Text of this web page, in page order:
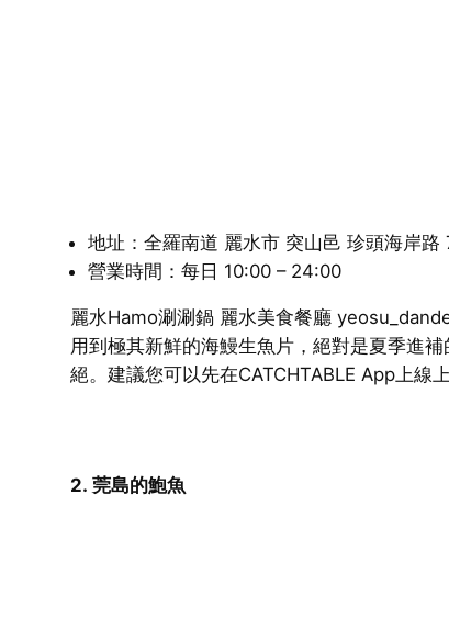
地址：全羅南道 麗水市 突山邑 珍頭海岸路
營業時間：每日 10:00 – 24:00
麗水Hamo涮涮鍋 麗水美食餐廳
用到極其新鮮的海鰻生魚片，絕對是夏季進
絕。建議您可以先在CATCHTABLE App上線
2. 莞島的鮑魚